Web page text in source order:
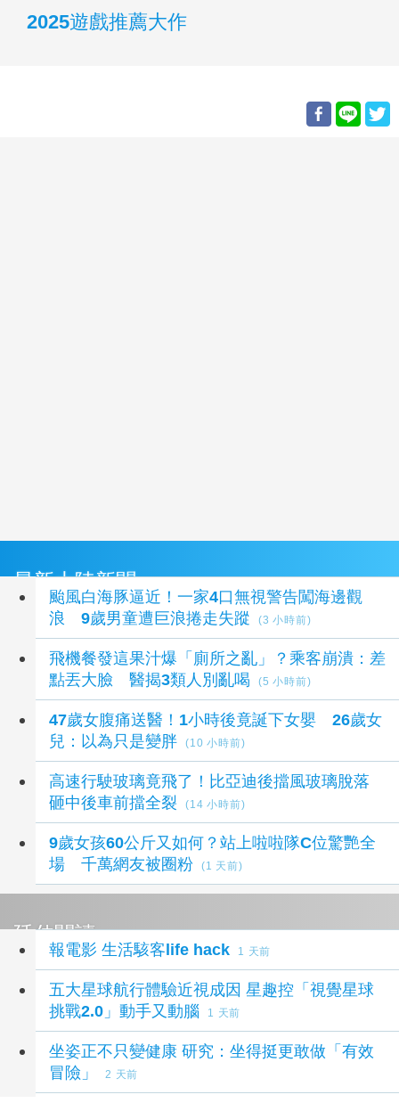
2025遊戲推薦大作
最新大陸新聞
颱風白海豚逼近！一家4口無視警告闖海邊觀
浪 9歲男童遭巨浪捲走失蹤
(3 小時前)
飛機餐發這果汁爆「廁所之亂」？乘客崩潰：差
點丟大臉 醫揭3類人別亂喝
(5 小時前)
47歲女腹痛送醫！1小時後竟誕下女嬰 26歲女
兒：以為只是變胖
(10 小時前)
高速行駛玻璃竟飛了！比亞迪後擋風玻璃脫落
砸中後車前擋全裂
(14 小時前)
9歲女孩60公斤又如何？站上啦啦隊C位驚艷全
場 千萬網友被圈粉
(1 天前)
延伸閱讀
報電影 生活駭客life hack 1 天前
五大星球航行體驗近視成因 星趣控「視覺星球
挑戰2.0」動手又動腦
1 天前
坐姿正不只變健康 研究：坐得挺更敢做「有效
冒險」
2 天前